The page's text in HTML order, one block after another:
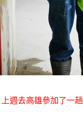
上週去高雄參加了一趟